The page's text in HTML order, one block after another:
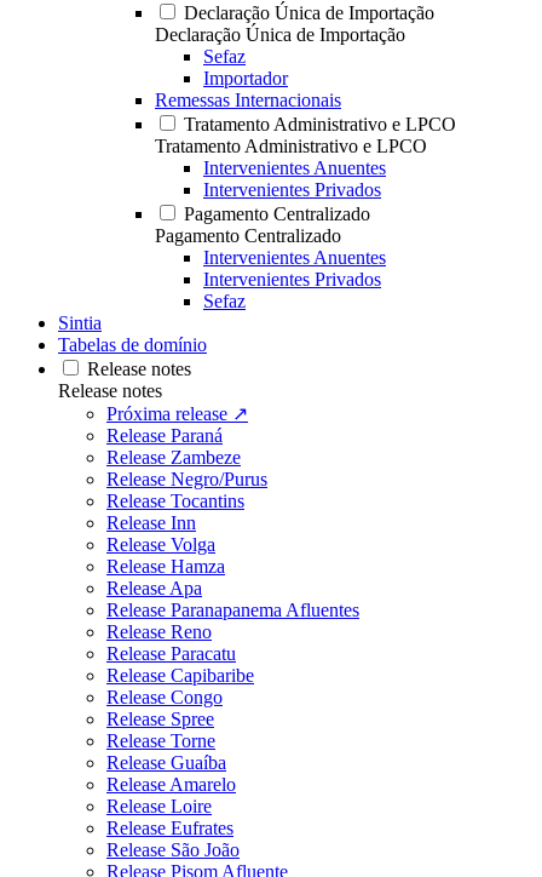
Declaração Única de Importação
Declaração Única de Importação
Sefaz
Importador
Remessas Internacionais
Tratamento Administrativo e LPCO
Tratamento Administrativo e LPCO
Intervenientes Anuentes
Intervenientes Privados
Pagamento Centralizado
Pagamento Centralizado
Intervenientes Anuentes
Intervenientes Privados
Sefaz
Sintia
Tabelas de domínio
Release notes
Release notes
Próxima release ↗
Release Paraná
Release Zambeze
Release Negro/Purus
Release Tocantins
Release Inn
Release Volga
Release Hamza
Release Apa
Release Paranapanema Afluentes
Release Reno
Release Paracatu
Release Capibaribe
Release Congo
Release Spree
Release Torne
Release Guaíba
Release Amarelo
Release Loire
Release Eufrates
Release São João
Release Pisom Afluente